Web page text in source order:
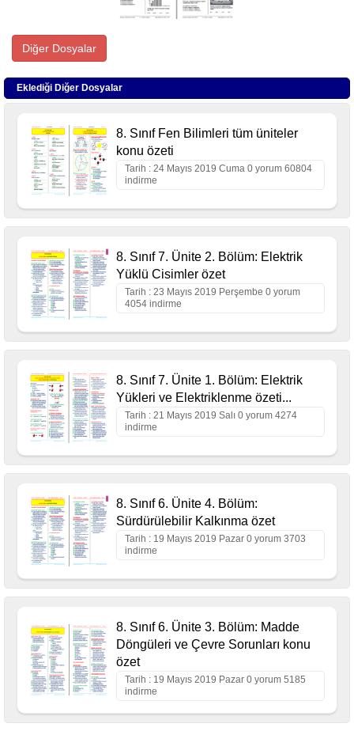
Diğer Dosyalar
Eklediği Diğer Dosyalar
8. Sınıf Fen Bilimleri tüm üniteler
konu özeti
Tarih : 24 Mayıs 2019 Cuma 0 yorum 60804
indirme
8. Sınıf 7. Ünite 2. Bölüm: Elektrik
Yüklü Cisimler özet
Tarih : 23 Mayıs 2019 Perşembe 0 yorum
4054 indirme
8. Sınıf 7. Ünite 1. Bölüm: Elektrik
Yükleri ve Elektriklenme özeti...
Tarih : 21 Mayıs 2019 Salı 0 yorum 4274
indirme
8. Sınıf 6. Ünite 4. Bölüm:
Sürdürülebilir Kalkınma özet
Tarih : 19 Mayıs 2019 Pazar 0 yorum 3703
indirme
8. Sınıf 6. Ünite 3. Bölüm: Madde
Döngüleri ve Çevre Sorunları konu
özet
Tarih : 19 Mayıs 2019 Pazar 0 yorum 5185
indirme